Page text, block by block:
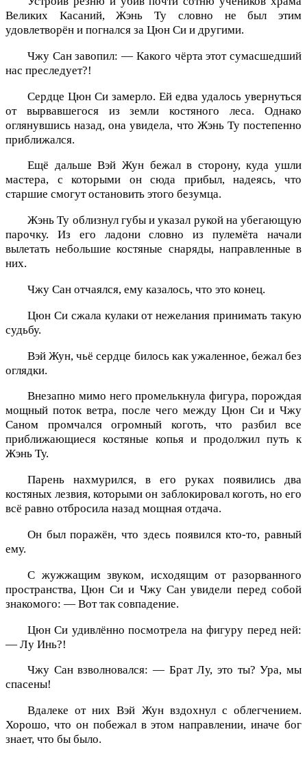
Великих Касаний, Жэнь Ту словно не был этим
удовлетворён и погнался за Цюн Си и другими.
Чжу Сан завопил: — Какого чёрта этот сумасшедший
нас преследует?!
Сердце Цюн Си замерло. Ей едва удалось увернуться
от вырвавшегося из земли костяного леса. Однако
оглянувшись назад, она увидела, что Жэнь Ту постепенно
приближался.
Ещё дальше Вэй Жун бежал в сторону, куда ушли
мастера, с которыми он сюда прибыл, надеясь, что
старшие смогут остановить этого безумца.
Жэнь Ту облизнул губы и указал рукой на убегающую
парочку. Из его ладони словно из пулемёта начали
вылетать небольшие костяные снаряды, направленные в
них.
Чжу Сан отчаялся, ему казалось, что это конец.
Цюн Си сжала кулаки от нежелания принимать такую
судьбу.
Вэй Жун, чьё сердце билось как ужаленное, бежал без
оглядки.
Внезапно мимо него промелькнула фигура, порождая
мощный поток ветра, после чего между Цюн Си и Чжу
Саном промчался огромный коготь, что разбил все
приближающиеся костяные копья и продолжил путь к
Жэнь Ту.
Парень нахмурился, в его руках появились два
костяных лезвия, которыми он заблокировал коготь, но его
всё равно отбросила назад мощная отдача.
Он был поражён, что здесь появился кто-то, равный
ему.
С жужжащим звуком, исходящим от разорванного
пространства, Цюн Си и Чжу Сан увидели перед собой
знакомого: — Вот так совпадение.
Цюн Си удивлённо посмотрела на фигуру перед ней:
— Лу Инь?!
Чжу Сан взволновался: — Брат Лу, это ты? Ура, мы
спасены!
Вдалеке от них Вэй Жун вздохнул с облегчением.
Хорошо, что он побежал в этом направлении, иначе бог
знает, что бы было.